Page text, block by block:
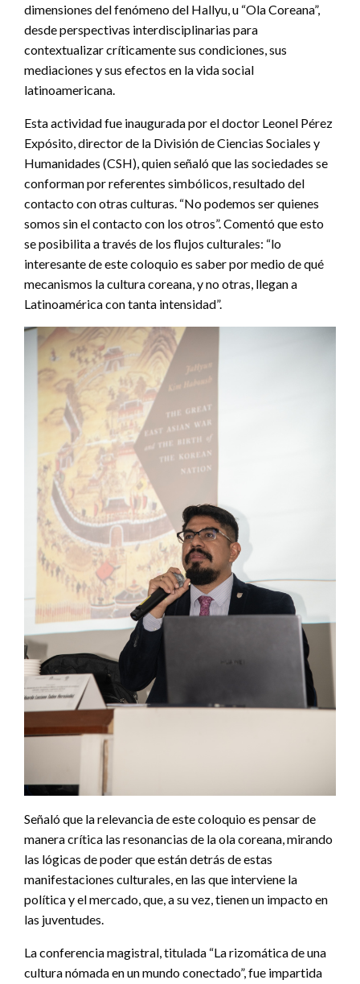
dimensiones del fenómeno del Hallyu, u “Ola Coreana”,
desde perspectivas interdisciplinarias para
contextualizar críticamente sus condiciones, sus
mediaciones y sus efectos en la vida social
latinoamericana.
Esta actividad fue inaugurada por el doctor Leonel Pérez
Expósito, director de la División de Ciencias Sociales y
Humanidades (CSH), quien señaló que las sociedades se
conforman por referentes simbólicos, resultado del
contacto con otras culturas. “No podemos ser quienes
somos sin el contacto con los otros”. Comentó que esto
se posibilita a través de los flujos culturales: “lo
interesante de este coloquio es saber por medio de qué
mecanismos la cultura coreana, y no otras, llegan a
Latinoamérica con tanta intensidad”.
Señaló que la relevancia de este coloquio es pensar de
manera crítica las resonancias de la ola coreana, mirando
las lógicas de poder que están detrás de estas
manifestaciones culturales, en las que interviene la
política y el mercado, que, a su vez, tienen un impacto en
las juventudes.
La conferencia magistral, titulada “La rizomática de una
cultura nómada en un mundo conectado”, fue impartida